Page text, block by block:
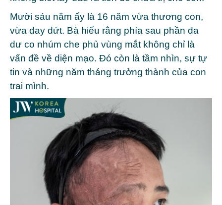
Mười sáu năm ấy là 16 năm vừa thương con,
vừa day dứt. Bà hiểu rằng phía sau phần da
dư co nhúm che phủ vùng mắt không chỉ là
vấn đề về diện mạo. Đó còn là tầm nhìn, sự tự
tin và những năm tháng trưởng thành của con
trai mình.